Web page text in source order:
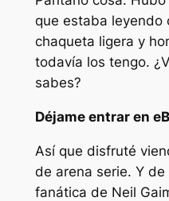
que estaba leyendo
chaqueta ligera y
todavía los tengo.
sabes?
Déjame entrar en
Así que disfruté
de arena serie. Y
fanática de Neil